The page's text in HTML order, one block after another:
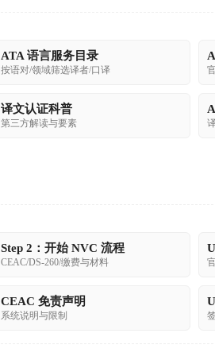
ATA 语言服务目录
按语对/领域筛选译者/口译
译文认证科普
第三方解读与要素
Step 2：开始 NVC 流程
CEAC/DS-260/缴费与材料
CEAC 免责声明
系统说明与限制